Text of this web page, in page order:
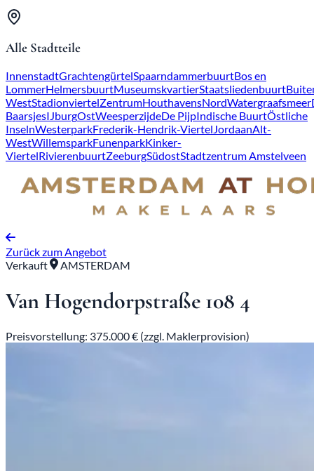
Alle Stadtteile
InnenstadtGrachtengürtelSpaarndammerbuurtBos en
LommerHelmersbuurtMuseumskvartierStaatsliedenbuurt
WestStadionviertelZentrumHouthavensNordWatergraafsmeer
BaarsjesIJburgOstWeesperzijdeDe PijpIndische BuurtÖstliche
InselnWesterparkFrederik-Hendrik-ViertelJordaanAlt-
WestWillemsparkFunenparkKinker-
ViertelRivierenbuurtZeeburgSüdostStadtzentrum Amstelveen
Zurück zum Angebot
Verkauft
AMSTERDAM
Van Hogendorpstraße 108 4
Preisvorstellung: 375.000 € (zzgl. Maklerprovision)